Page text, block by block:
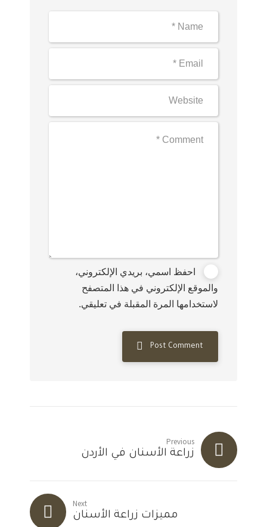
احفظ اسمي، بريدي الإلكتروني،
والموقع الإلكتروني في هذا المتصفح
لاستخدامها المرة المقبلة في تعليقي.
Post Comment
Previous
زراعة الأسنان في الأردن
Next
مميزات زراعة الأسنان